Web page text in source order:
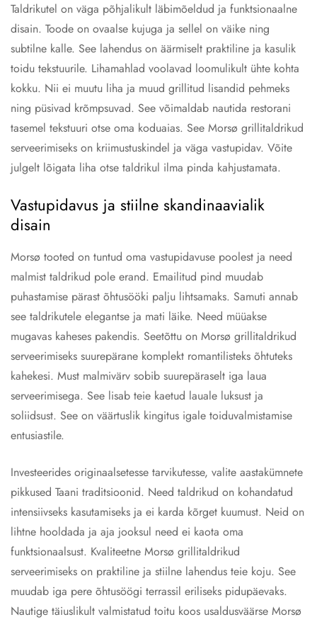
Taldrikutel on väga põhjalikult läbimõeldud ja funktsionaalne
disain. Toode on ovaalse kujuga ja sellel on väike ning
subtilne kalle. See lahendus on äärmiselt praktiline ja kasulik
toidu tekstuurile. Lihamahlad voolavad loomulikult ühte kohta
kokku. Nii ei muutu liha ja muud grillitud lisandid pehmeks
ning püsivad krõmpsuvad. See võimaldab nautida restorani
tasemel tekstuuri otse oma koduaias. See Morsø grillitaldrikud
serveerimiseks on kriimustuskindel ja väga vastupidav. Võite
julgelt lõigata liha otse taldrikul ilma pinda kahjustamata.
Vastupidavus ja stiilne skandinaavialik
disain
Morsø tooted on tuntud oma vastupidavuse poolest ja need
malmist taldrikud pole erand. Emailitud pind muudab
puhastamise pärast õhtusööki palju lihtsamaks. Samuti annab
see taldrikutele elegantse ja mati läike. Need müüakse
mugavas kaheses pakendis. Seetõttu on Morsø grillitaldrikud
serveerimiseks suurepärane komplekt romantilisteks õhtuteks
kahekesi. Must malmivärv sobib suurepäraselt iga laua
serveerimisega. See lisab teie kaetud lauale luksust ja
soliidsust. See on väärtuslik kingitus igale toiduvalmistamise
entusiastile.
Investeerides originaalsetesse tarvikutesse, valite aastakümnete
pikkused Taani traditsioonid. Need taldrikud on kohandatud
intensiivseks kasutamiseks ja ei karda kõrget kuumust. Neid on
lihtne hooldada ja aja jooksul need ei kaota oma
funktsionaalsust. Kvaliteetne Morsø grillitaldrikud
serveerimiseks on praktiline ja stiilne lahendus teie koju. See
muudab iga pere õhtusöögi terrassil eriliseks pidupäevaks.
Nautige täiuslikult valmistatud toitu koos usaldusväärse Morsø